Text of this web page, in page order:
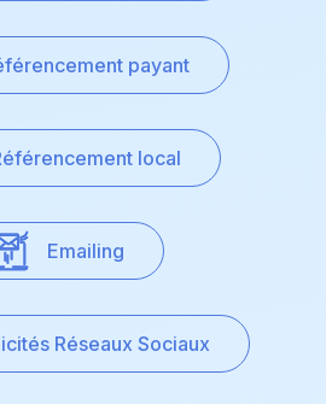
payant
local
Emailing
Réseaux Sociaux